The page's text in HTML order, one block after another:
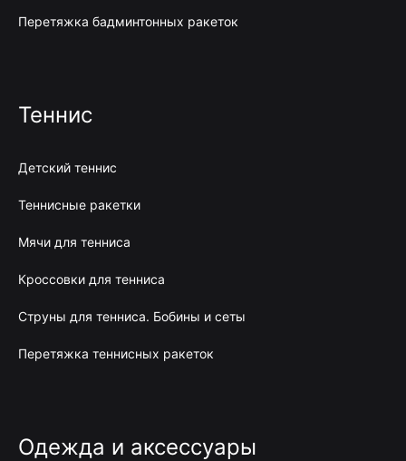
Перетяжка бадминтонных ракеток
Теннис
Детский теннис
Теннисные ракетки
Мячи для тенниса
Кроссовки для тенниса
Струны для тенниса. Бобины и сеты
Перетяжка теннисных ракеток
Одежда и аксессуары